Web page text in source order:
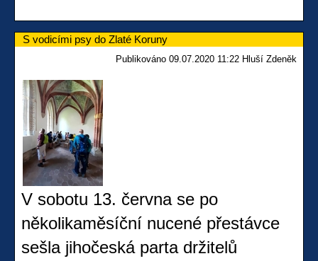
S vodicími psy do Zlaté Koruny
Publikováno 09.07.2020 11:22 Hluší Zdeněk
V sobotu 13. června se po
několikaměsíční nucené přestávce
sešla jihočeská parta držitelů